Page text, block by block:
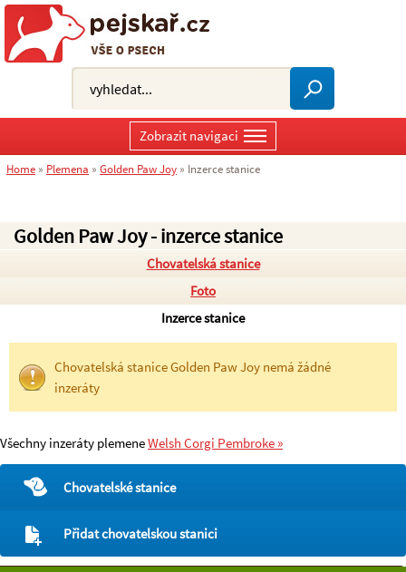
Golden Paw Joy - inzerce stanice
Chovatelská stanice
Foto
Inzerce stanice
Chovatelská stanice Golden Paw Joy nemá žádné
inzeráty
Všechny inzeráty plemeneWelsh Corgi Pembroke »
Chovatelské stanice
Přidat chovatelskou stanici
Zobrazit navigaci
Home » Plemena » Golden Paw Joy » Inzerce stanice